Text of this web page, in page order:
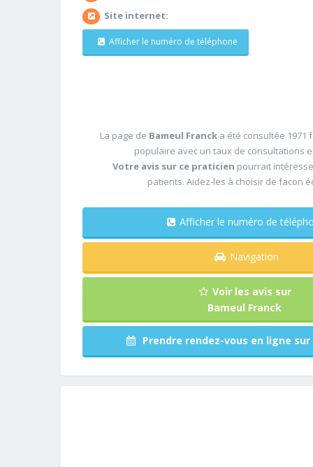
Site internet:
Afficher le numéro de téléphone
La page de Bameul Franck a été consultée 1971
populaire avec un taux de consultations
Votre avis sur ce praticien pourrait
patients. Aidez-les à choisir de facon
Afficher le numéro de
Navigation
Voir les avis sur
Bameul Franck
Prendre rendez-vous en ligne